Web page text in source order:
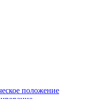
положение